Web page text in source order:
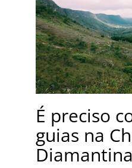
É preciso
guias na